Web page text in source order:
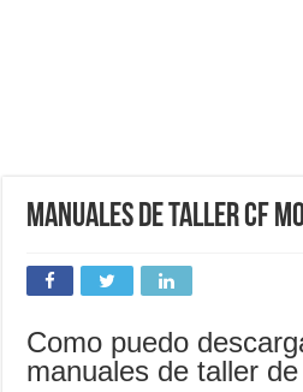
Manuales de Taller CF
Como puedo
manuales de taller